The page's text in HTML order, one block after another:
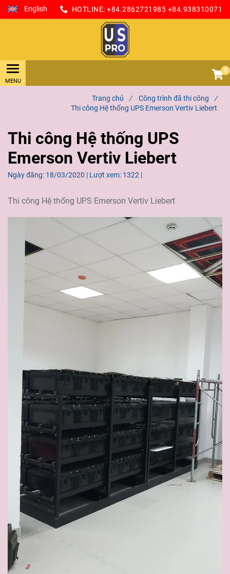
English HOTLINE: +84.2862721985 +84.938310071
0
Trang chủ / Công trình đã thi công
/
Thi công Hệ thống UPS Emerson Vertiv Liebert
Thi công Hệ thống UPS
Emerson Vertiv Liebert
Ngày đăng: 18/03/2020 | Lượt xem: 1322 |
Thi công Hệ thống UPS Emerson Vertiv Liebert